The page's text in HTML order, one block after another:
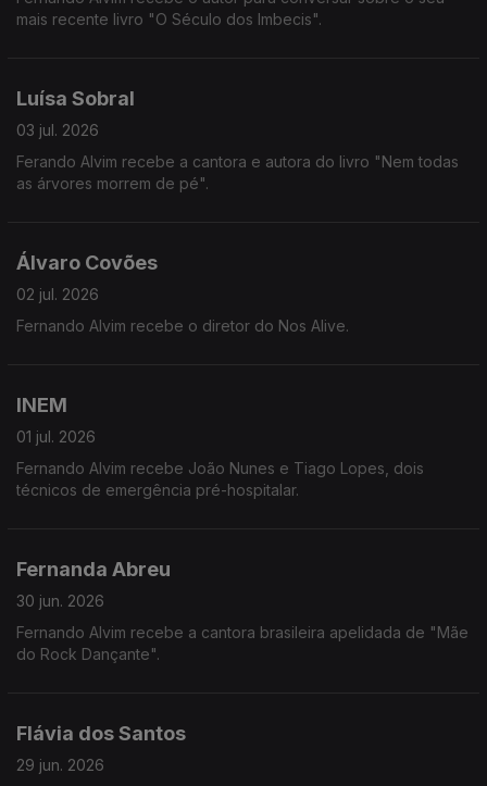
mais recente livro "O Século dos Imbecis".
Luísa Sobral
03 jul. 2026
Ferando Alvim recebe a cantora e autora do livro "Nem todas
as árvores morrem de pé".
Álvaro Covões
02 jul. 2026
Fernando Alvim recebe o diretor do Nos Alive.
INEM
01 jul. 2026
Fernando Alvim recebe João Nunes e Tiago Lopes, dois
técnicos de emergência pré-hospitalar.
Fernanda Abreu
30 jun. 2026
Fernando Alvim recebe a cantora brasileira apelidada de "Mãe
do Rock Dançante".
Flávia dos Santos
29 jun. 2026